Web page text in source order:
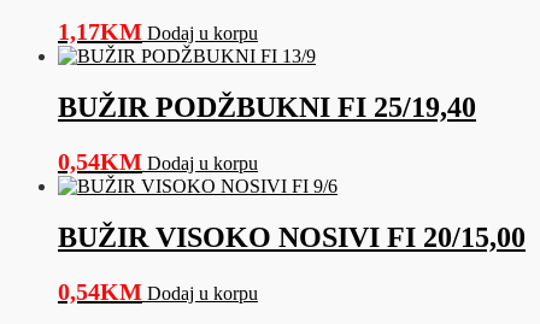
1,17KM Dodaj u korpu
BUŽIR PODŽBUKNI FI 25/19,40
0,54KM Dodaj u korpu
BUŽIR VISOKO NOSIVI FI 20/15,00
0,54KM Dodaj u korpu